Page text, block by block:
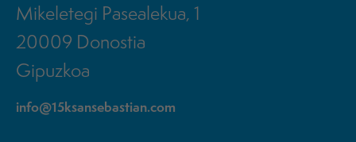
Mikeletegi Pasealekua, 1
20009 Donostia
Gipuzkoa
info@15ksansebastian.com